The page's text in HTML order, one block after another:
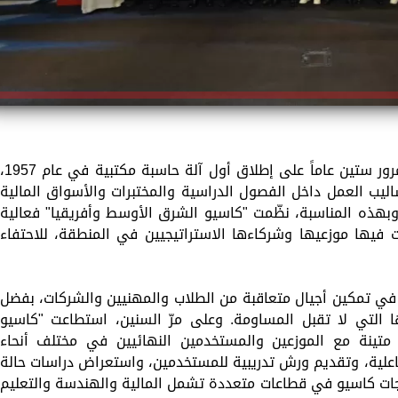
احتفلت شركة "كاسيو كمبيوتر كو ليمتد"، بمرور ستين عاماً على إطلاق أول آلة حاسبة مكتبية في عام 1957،
العمل داخل الفصول الدراسية والمختبرات والأسواق المالية
وبهذه المناسبة، نظّمت "كاسيو الشرق الأوسط وأفريقيا" فعالية
موزعيها وشركاءها الاستراتيجيين في المنطقة، للاحتفاء
في تمكين أجيال متعاقبة من الطلاب والمهنيين والشركات، بفضل
التي لا تقبل المساومة. وعلى مرّ السنين، استطاعت "كاسيو
مع الموزعين والمستخدمين النهائيين في مختلف أنحاء
وتقديم ورش تدريبية للمستخدمين، واستعراض دراسات حالة
كاسيو في قطاعات متعددة تشمل المالية والهندسة والتعليم